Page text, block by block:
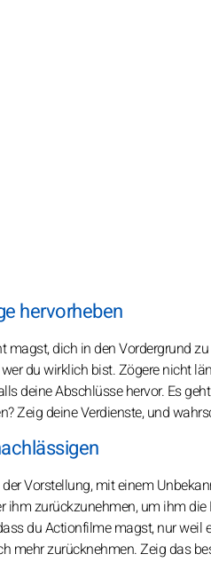
hervorheben
magst, dich in den Vordergrund
du wirklich bist. Zögere nicht
deine Abschlüsse hervor. Es
Zeig deine Verdienste, und
Vorstellung, mit einem
ihm zurückzunehmen, um ihm
du Actionfilme magst, nur weil
mehr zurücknehmen. Zeig das